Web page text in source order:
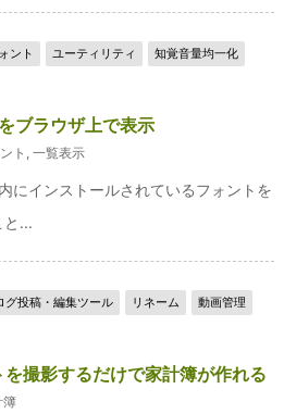
ント ユーティリティ 知覚音量均一化
ブラウザ上で表示
ト , 一覧表示
にインストールされているフォントを
と...
グ投稿・編集ツール リネーム 動画管理
撮影するだけで家計簿が作れる
簿